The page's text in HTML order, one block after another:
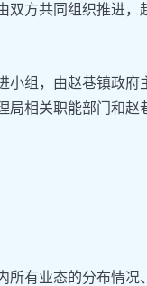
方共同组织推进，
组，由赵巷镇政府
相关职能部门和赵
有业态的分布情